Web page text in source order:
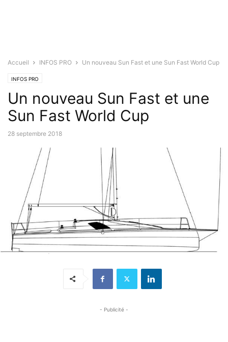
Accueil INFOS PRO Un nouveau Sun Fast et une Sun Fast World Cup
INFOS PRO
Un nouveau Sun Fast et une
Sun Fast World Cup
28 septembre 2018
- Publicité -